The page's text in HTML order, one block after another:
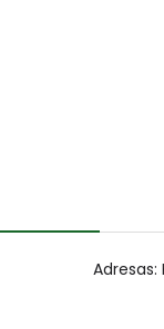
Adresas: